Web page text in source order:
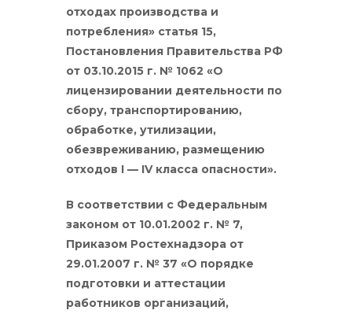
отходах производства и
потребления» статья 15,
Постановления Правительства РФ
от 03.10.2015 г. № 1062 «О
лицензировании деятельности по
сбору, транспортированию,
обработке, утилизации,
обезвреживанию, размещению
отходов I — IV класса опасности».
В соответствии с Федеральным
законом от 10.01.2002 г. № 7,
Приказом Ростехнадзора от
29.01.2007 г. № 37 «О порядке
подготовки и аттестации
работников организаций,